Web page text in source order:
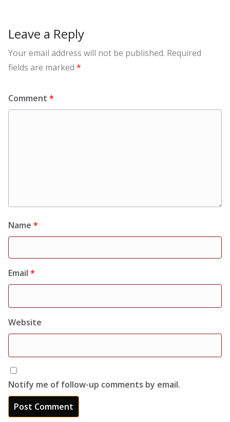
Leave a Reply
Your email address will not be published. Required
fields are marked *
Comment *
Name *
Email *
Website
Notify me of follow-up comments by email.